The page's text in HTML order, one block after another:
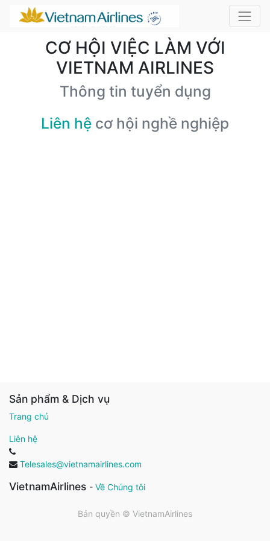
CƠ HỘI VIỆC LÀM VỚI
VIETNAM AIRLINES
Thông tin tuyển dụng
Liên hệ cơ hội nghề nghiệp
Sản phẩm & Dịch vụ
Trang chủ
Liên hệ
Telesales@vietnamairlines.com
VietnamAirlines - Về Chúng tôi
Bản quyền © VietnamAirlines